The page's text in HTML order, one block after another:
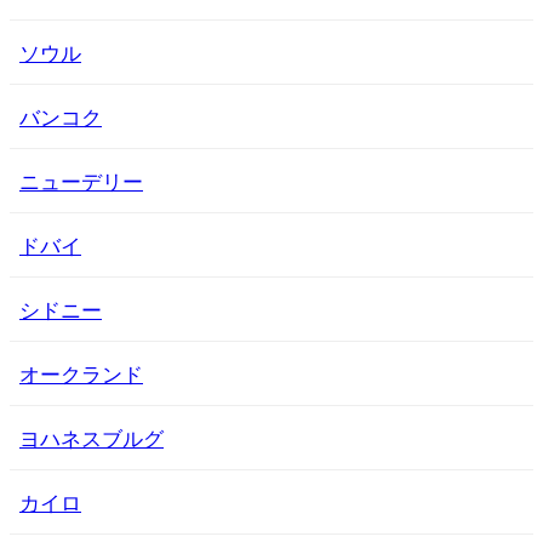
ソウル
バンコク
ニューデリー
ドバイ
シドニー
オークランド
ヨハネスブルグ
カイロ